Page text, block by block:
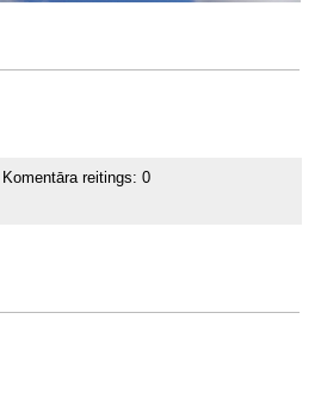
Komentāra reitings:0